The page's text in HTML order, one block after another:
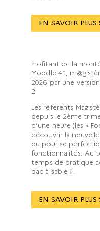
EN SAVOIR PLUS
Profitant de la
Moodle 4.1,
2026 par une
2.
Les référents
depuis le 2ème
d’une heure (les «
découvrir la
ou pour se
fonctionnalités. Au
temps de pratique
bac à sable ».
EN SAVOIR PLUS